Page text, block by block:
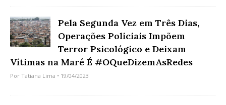
Pela Segunda Vez em Três Dias,
Operações Policiais Impõem
Terror Psicológico e Deixam
Vítimas na Maré É #OQueDizemAsRedes
Por Tatiana Lima • 19/04/2023